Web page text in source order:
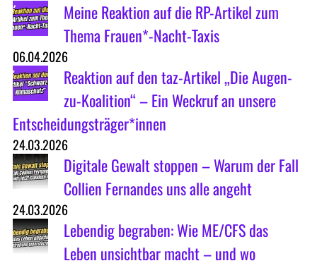
Meine Reaktion auf die RP-Artikel zum
Thema Frauen*-Nacht-Taxis
06.04.2026
Reaktion auf den taz-Artikel „Die Augen-
zu-Koalition“ – Ein Weckruf an unsere
Entscheidungsträger*innen
24.03.2026
Digitale Gewalt stoppen – Warum der Fall
Collien Fernandes uns alle angeht
24.03.2026
Lebendig begraben: Wie ME/CFS das
Leben unsichtbar macht – und wo